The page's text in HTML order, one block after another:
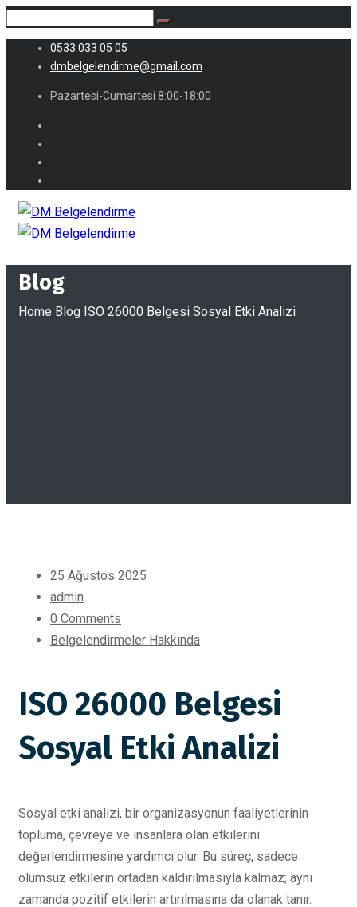
0533 033 05 05
dmbelgelendirme@gmail.com
Pazartesi-Cumartesi 8:00-18:00
Blog
Home Blog ISO 26000 Belgesi Sosyal Etki Analizi
25 Ağustos 2025
admin
0 Comments
Belgelendirmeler Hakkında
ISO 26000 Belgesi
Sosyal Etki Analizi
Sosyal etki analizi, bir organizasyonun faaliyetlerinin
topluma, çevreye ve insanlara olan etkilerini
değerlendirmesine yardımcı olur. Bu süreç, sadece
olumsuz etkilerin ortadan kaldırılmasıyla kalmaz; aynı
zamanda pozitif etkilerin artırılmasına da olanak tanır.